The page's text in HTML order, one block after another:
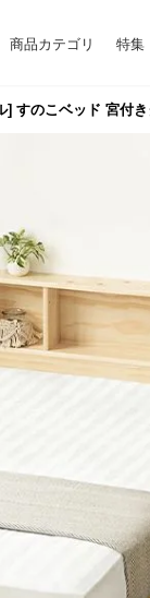
商品カテゴリ 特集
] すのこベッド 宮付き